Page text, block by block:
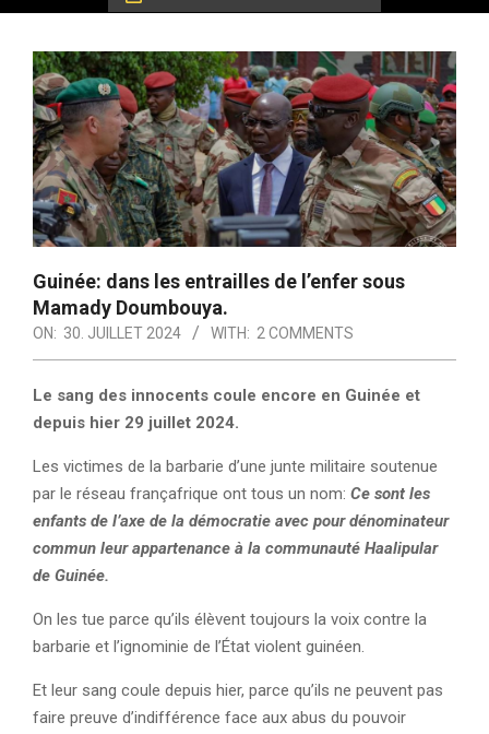
Guinée: dans les entrailles de l’enfer sous
Mamady Doumbouya.
ON: 30. JUILLET 2024 WITH: 2 COMMENTS
Le sang des innocents coule encore en Guinée et
depuis hier 29 juillet 2024.
Les victimes de la barbarie d’une junte militaire soutenue
par le réseau françafrique ont tous un nom: Ce sont les
enfants de l’axe de la démocratie avec pour dénominateur
commun leur appartenance à la communauté Haalipular
de Guinée.
On les tue parce qu’ils élèvent toujours la voix contre la
barbarie et l’ignominie de l’État violent guinéen.
Et leur sang coule depuis hier, parce qu’ils ne peuvent pas
faire preuve d’indifférence face aux abus du pouvoir